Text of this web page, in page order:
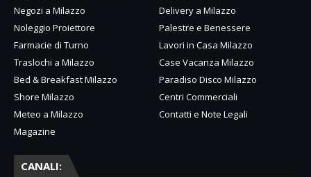
Negozi a Milazzo
Delivery a Milazzo
Noleggio Proiettore
Palestre e Benessere
Farmacie di Turno
Lavori in Casa Milazzo
Traslochi a Milazzo
Case Vacanza Milazzo
Bed & Breakfast Milazzo
Paradiso Disco Milazzo
Shore Milazzo
Centri Commerciali
Meteo a Milazzo
Contatti e Note Legali
Magazine
CANALI: